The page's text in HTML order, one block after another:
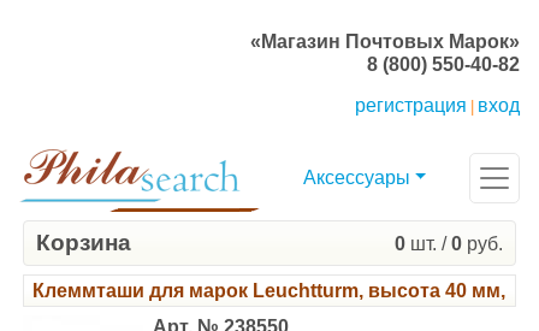
«Магазин Почтовых Марок»
8 (800) 550-40-82
регистрация
вход
Аксессуары
Корзина 0 шт. /0 руб.
Клеммташи для марок Leuchtturm, высота 40 мм,
Арт. № 238550